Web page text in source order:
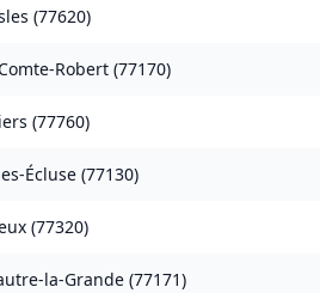
(77620)
Robert (77170)
(77760)
Écluse (77130)
(77320)
la-Grande (77171)